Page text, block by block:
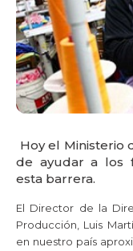
Hoy el Ministerio
de ayudar a los
esta barrera.
El Director de la
Producción, Luis
en nuestro país